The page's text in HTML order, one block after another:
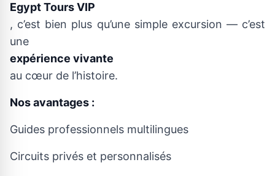
Egypt Tours VIP
, c’est bien plus qu’une simple excursion — c’est
une
expérience vivante
au cœur de l’histoire.
Nos avantages :
Guides professionnels multilingues
Circuits privés et personnalisés